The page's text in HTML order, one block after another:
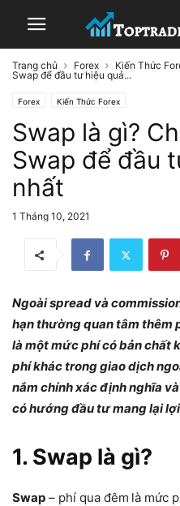
Trang chủ Forex Kiến Thức
Swap để đầu tư hiệu quả...
Forex Kiến Thức Forex
Swap là gì?
Swap để đầu
nhất
1 Tháng 10, 2021
Ngoài spread và
hạn thường quan tâm thêm
là một mức phí có bản chất
phí khác trong giao dịch
nắm chính xác định nghĩa
có hướng đầu tư mang lại
1. Swap là gì?
Swap – phí qua đêm là mức